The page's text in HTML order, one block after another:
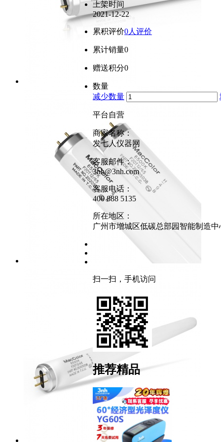
上架时间
2021-12-22
累积评价0人评价
累计销量0
赠送积分0
数量
减少数量
平台自营
商家名称：
发七人仪器网
客服邮件：
3nh@3nh.com
客服电话：
400 888 5135
所在地区：
广州市增城区低碳总部园智能制造中
扫一扫，手机访问
推荐精品